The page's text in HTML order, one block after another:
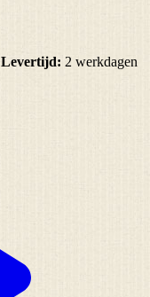
Levertijd: 2 werkdagen